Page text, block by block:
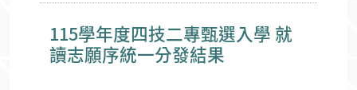
115學年度四技二專甄選入學 就
讀志願序統一分發結果